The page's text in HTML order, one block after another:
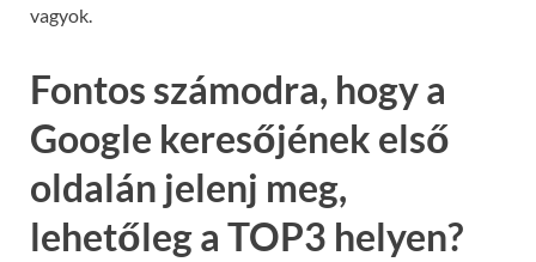
vagyok.
Fontos számodra, hogy a
Google keresőjének első
oldalán jelenj meg,
lehetőleg a TOP3 helyen?